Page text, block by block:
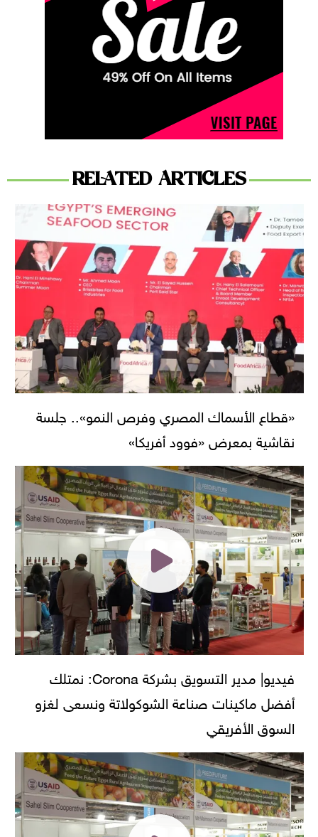
RELATED ARTICLES
«قطاع الأسماك المصري وفرص النمو».. جلسة
نقاشية بمعرض «فوود أفريكا»
فيديو| مدير التسويق بشركة Corona: نمتلك
أفضل ماكينات صناعة الشوكولاتة ونسعى لغزو
السوق الأفريقي